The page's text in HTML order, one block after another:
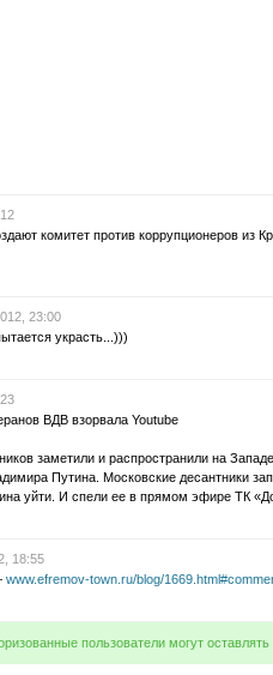
комитет против коррупционеров из
23:00
украсть...)))
ВДВ взорвала Youtube
заметили и распространили на
Путина. Московские десантники
уйти. И спели ее в прямом эфире ТК
18:55
www.efremov-town.ru/blog/
пользователи могут